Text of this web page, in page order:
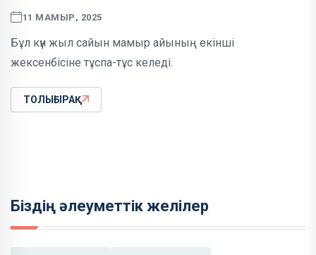
11 МАМЫР, 2025
Бұл күн жыл сайын мамыр айының екінші
жексенбісіне тұспа-тұс келеді.
ТОЛЫҒЫРАҚ
Біздің әлеуметтік желілер